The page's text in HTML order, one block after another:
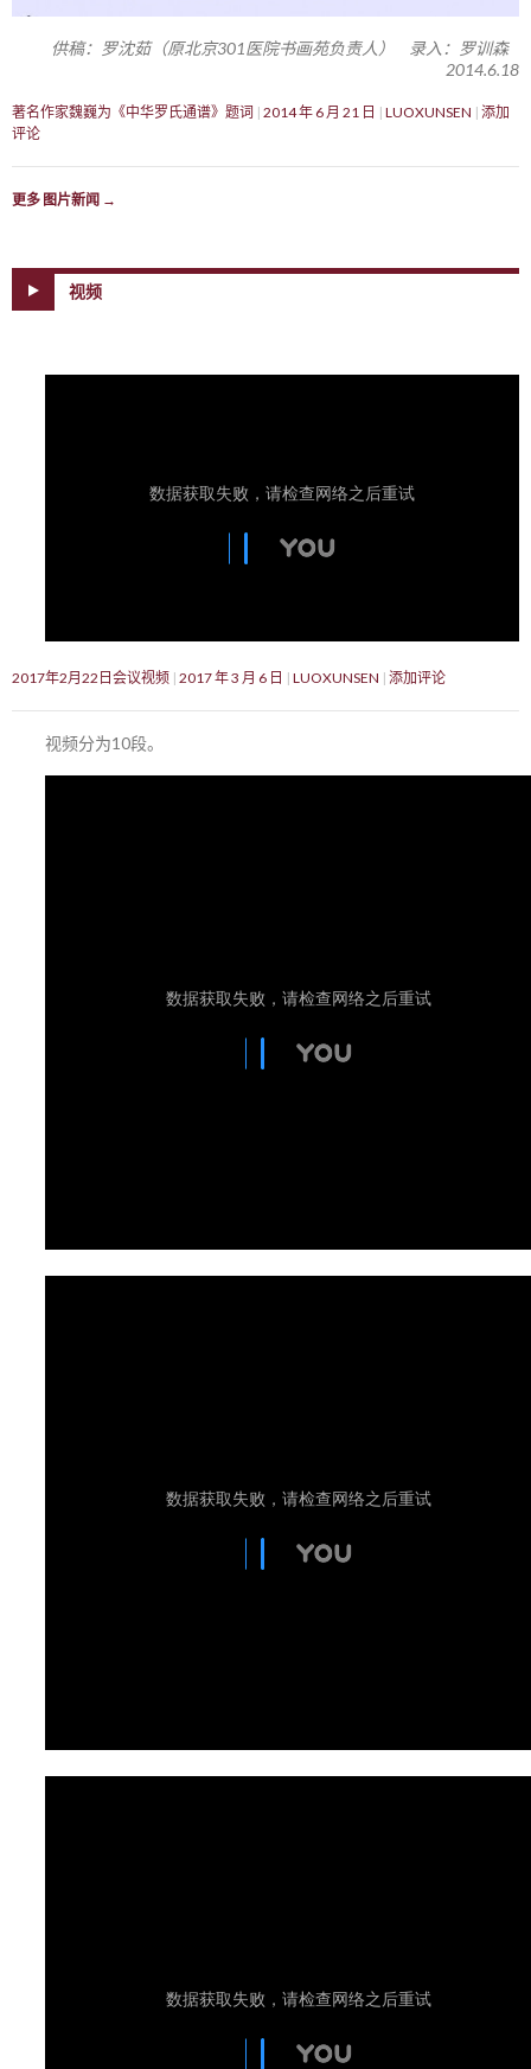
供稿：罗沈茹（原北京301医院书画苑负责人） 录入：罗训森
2014.6.18
著名作家魏巍为《中华罗氏通谱》题词 2014 年 6 月 21 日 LUOXUNSEN 添加
评论
更多 图片新闻 →
视频
2017年2月22日会议视频 2017 年 3 月 6 日 LUOXUNSEN 添加评论
视频分为10段。